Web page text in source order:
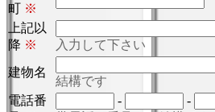
町 ※
上記以
降 ※
入力して下さい
建物名
結構です
電話番
- -